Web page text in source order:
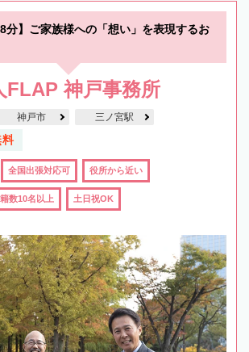
8分】ご家族様への「想い」を表現するお
FLAP 神戸事務所
神戸市 三ノ宮駅
料
全国出張対応可 役所から近い
数10名以上 土日祝OK